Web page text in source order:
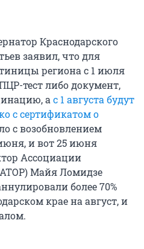
Краснодарского
заявил, что для
региона с 1 июля
тест либо документ,
ас 1 августа будут
с сертификатом о
с возобновлением
и вот 25 июня
Ассоциации
Майя Ломидзе
более 70%
крае на август, и